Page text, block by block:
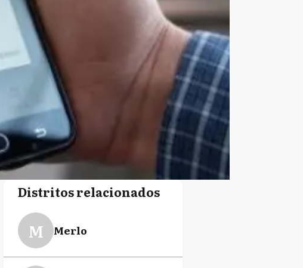
Distritos relacionados
M Merlo